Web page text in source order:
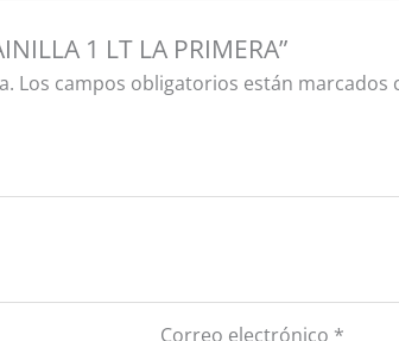
1 LT LA PRIMERA”
Los campos obligatorios están marcados
Correo electrónico *